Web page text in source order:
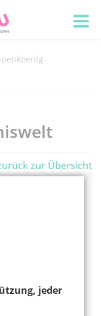
jeder
zur Übersicht